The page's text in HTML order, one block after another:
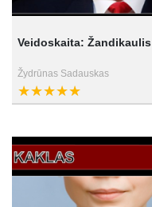
Veidoskaita: Žandikaulis
Žydrūnas Sadauskas